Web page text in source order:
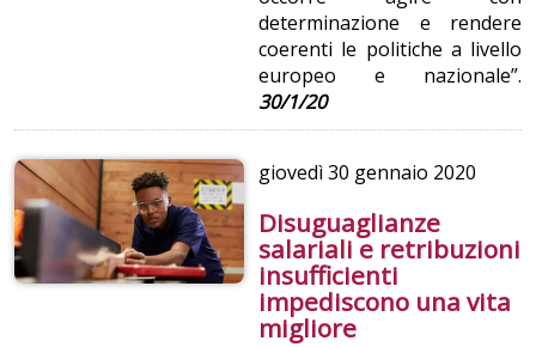
determinazione e rendere
coerenti le politiche a livello
europeo e nazionale”.
30/1/20
giovedì30 gennaio 2020
Disuguaglianze
salariali e retribuzioni
insufficienti
impediscono una vita
migliore